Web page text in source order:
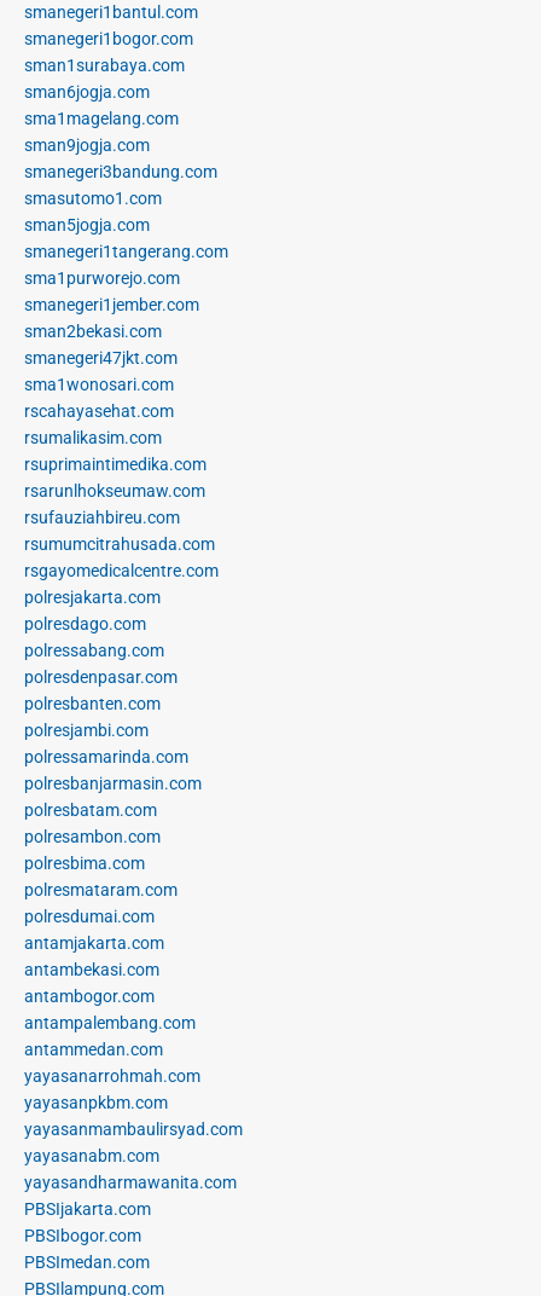
smanegeri1bantul.com
smanegeri1bogor.com
sman1surabaya.com
sman6jogja.com
sma1magelang.com
sman9jogja.com
smanegeri3bandung.com
smasutomo1.com
sman5jogja.com
smanegeri1tangerang.com
sma1purworejo.com
smanegeri1jember.com
sman2bekasi.com
smanegeri47jkt.com
sma1wonosari.com
rscahayasehat.com
rsumalikasim.com
rsuprimaintimedika.com
rsarunlhokseumaw.com
rsufauziahbireu.com
rsumumcitrahusada.com
rsgayomedicalcentre.com
polresjakarta.com
polresdago.com
polressabang.com
polresdenpasar.com
polresbanten.com
polresjambi.com
polressamarinda.com
polresbanjarmasin.com
polresbatam.com
polresambon.com
polresbima.com
polresmataram.com
polresdumai.com
antamjakarta.com
antambekasi.com
antambogor.com
antampalembang.com
antammedan.com
yayasanarrohmah.com
yayasanpkbm.com
yayasanmambaulirsyad.com
yayasanabm.com
yayasandharmawanita.com
PBSIjakarta.com
PBSIbogor.com
PBSImedan.com
PBSIlampung.com